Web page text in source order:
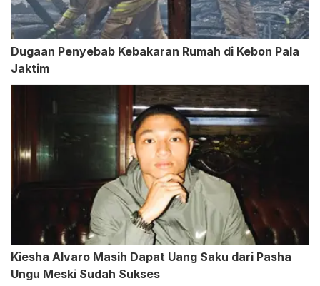
Dugaan Penyebab Kebakaran Rumah di Kebon Pala
Jaktim
Kiesha Alvaro Masih Dapat Uang Saku dari Pasha
Ungu Meski Sudah Sukses